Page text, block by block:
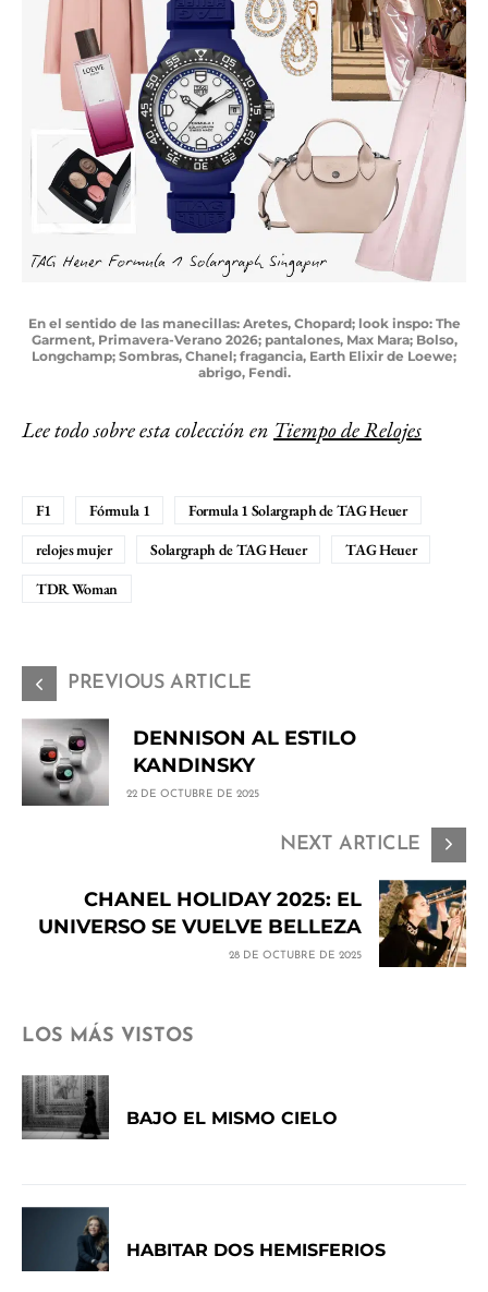
En el sentido de las manecillas: Aretes, Chopard; look inspo: The
Garment, Primavera-Verano 2026; pantalones, Max Mara; Bolso,
Longchamp; Sombras, Chanel; fragancia, Earth Elixir de Loewe;
abrigo, Fendi.
Lee todo sobre esta colección en Tiempo de Relojes
F1 Fórmula 1
Formula 1 Solargraph de TAG Heuer
relojes mujer
Solargraph de TAG Heuer
TAG Heuer
TDR Woman
PREVIOUS ARTICLE
DENNISON AL ESTILO
KANDINSKY
22 DE OCTUBRE DE 2025
NEXT ARTICLE
CHANEL HOLIDAY 2025: EL
UNIVERSO SE VUELVE BELLEZA
28 DE OCTUBRE DE 2025
LOS MÁS VISTOS
BAJO EL MISMO CIELO
HABITAR DOS HEMISFERIOS